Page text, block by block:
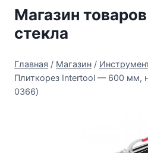
Перейти
содержимому
Магазин
стекла
Главная / Магазин /
Плиткорез Intertool — 600 мм,
0366)